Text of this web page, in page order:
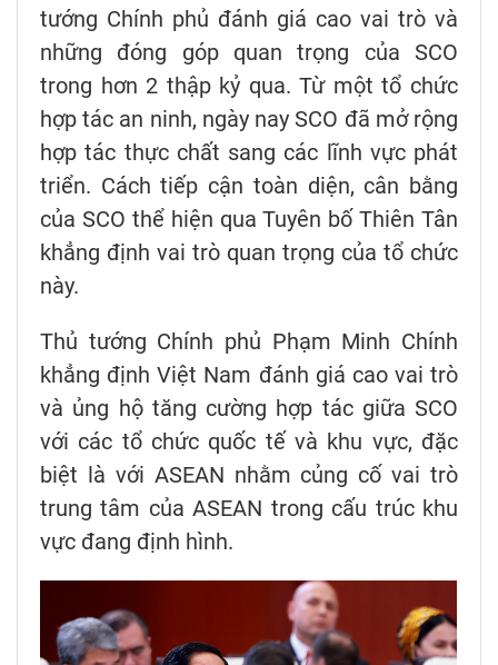
tướng Chính phủ đánh giá cao vai trò và
những đóng góp quan trọng của SCO
trong hơn 2 thập kỷ qua. Từ một tổ chức
hợp tác an ninh, ngày nay SCO đã mở rộng
hợp tác thực chất sang các lĩnh vực phát
triển. Cách tiếp cận toàn diện, cân bằng
của SCO thể hiện qua Tuyên bố Thiên Tân
khẳng định vai trò quan trọng của tổ chức
này.
Thủ tướng Chính phủ Phạm Minh Chính
khẳng định Việt Nam đánh giá cao vai trò
và ủng hộ tăng cường hợp tác giữa SCO
với các tổ chức quốc tế và khu vực, đặc
biệt là với ASEAN nhằm củng cố vai trò
trung tâm của ASEAN trong cấu trúc khu
vực đang định hình.